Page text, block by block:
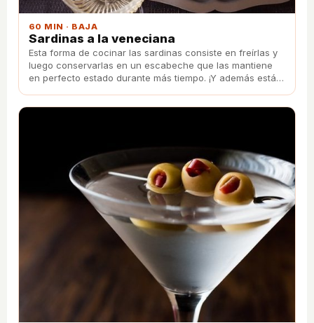
60 MIN · BAJA
Sardinas a la veneciana
Esta forma de cocinar las sardinas consiste en freírlas y
luego conservarlas en un escabeche que las mantiene
en perfecto estado durante más tiempo. ¡Y además están